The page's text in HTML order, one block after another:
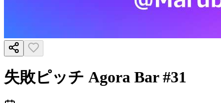
失敗ピッチ Agora Bar #31